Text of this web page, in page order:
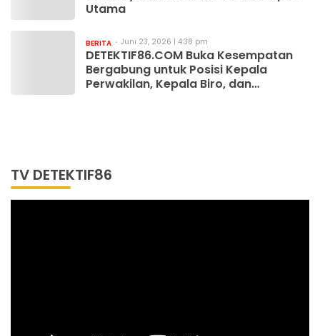
Utama
BERITA Juni 23, 2026 | 4:38 pm
DETEKTIF86.COM Buka Kesempatan
Bergabung untuk Posisi Kepala
Perwakilan, Kepala Biro, dan
TV DETEKTIF86